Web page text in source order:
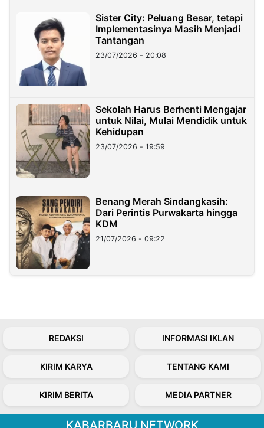
Sister City: Peluang Besar, tetapi
Implementasinya Masih Menjadi
Tantangan
23/07/2026 - 20:08
Sekolah Harus Berhenti Mengajar
untuk Nilai, Mulai Mendidik untuk
Kehidupan
23/07/2026 - 19:59
Benang Merah Sindangkasih:
Dari Perintis Purwakarta hingga
KDM
21/07/2026 - 09:22
REDAKSI INFORMASI IKLAN
KIRIM KARYA TENTANG KAMI
KIRIM BERITA MEDIA PARTNER